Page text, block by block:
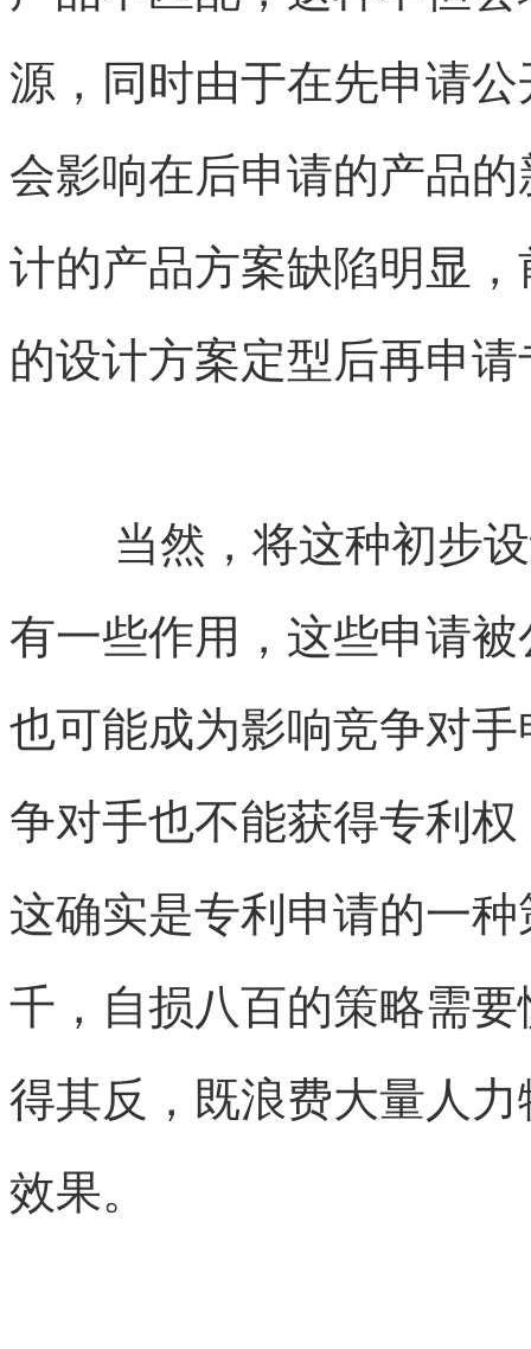
源，同时由于在先申请
会影响在后申请的产品
计的产品方案缺陷明显
的设计方案定型后再申
当然，将这种初步
有一些作用，这些申请
也可能成为影响竞争对
争对手也不能获得专利
这确实是专利申请的一
千，自损八百的策略需
得其反，既浪费大量人
效果。